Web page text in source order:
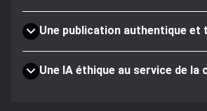
Une publication authentique et
Une IA éthique au service de la